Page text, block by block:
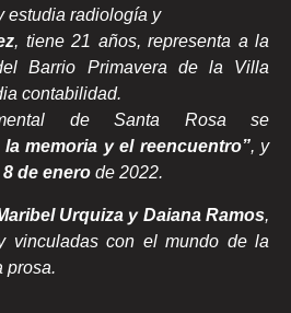
estudia radiología y
, tiene 21 años, representa a la
Barrio Primavera de la Villa
contabilidad.
de Santa Rosa se
la memoria y el reencuentro”, y
8 de enero de 2022.
Urquiza y Daiana Ramos,
vinculadas con el mundo de la
prosa.